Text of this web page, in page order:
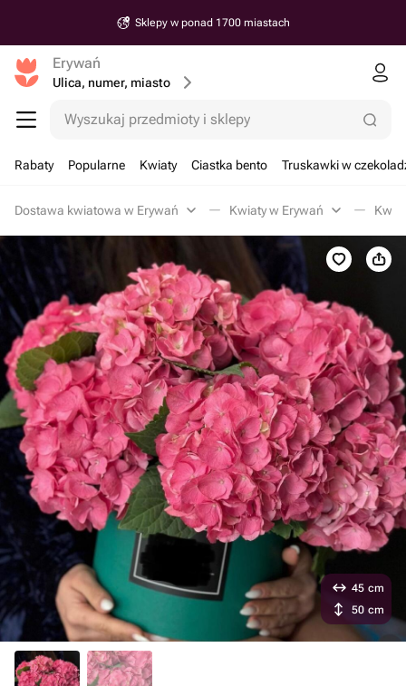
Sklepy w ponad 1700 miastach
Erywań
Ulica, numer, miasto
Wyszukaj przedmioty i sklepy
Rabaty Popularne Kwiaty Ciastka bento Truskawki w
Dostawa kwiatowa w Erywań Kwiaty w Erywań
45 cm
50 cm